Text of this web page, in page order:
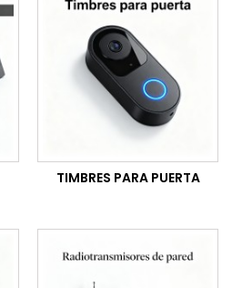
TIMBRES PARA PUERTA